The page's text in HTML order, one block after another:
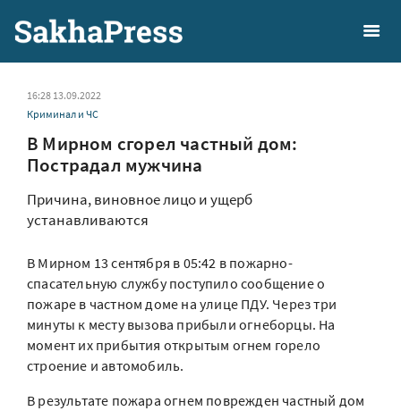
16:28 13.09.2022
Криминал и ЧС
В Мирном сгорел частный дом:
Пострадал мужчина
Причина, виновное лицо и ущерб
устанавливаются
В Мирном 13 сентября в 05:42 в пожарно-
спасательную службу поступило сообщение о
пожаре в частном доме на улице ПДУ. Через три
минуты к месту вызова прибыли огнеборцы. На
момент их прибытия открытым огнем горело
строение и автомобиль.
В результате пожара огнем поврежден частный дом